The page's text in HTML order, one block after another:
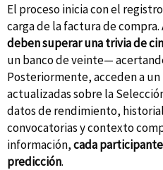
El proceso inicia con el
carga de la factura de
deben superar una trivia de
un banco de veinte—
Posteriormente, acceden a
actualizadas sobre la
datos de rendimiento,
convocatorias y contexto
información,cada
predicción.